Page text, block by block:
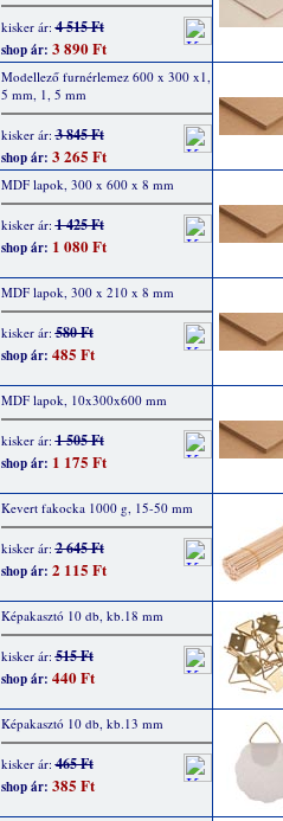
kisker ár:4 515 Ft
shop ár: 3 890 Ft
Modellező furnérlemez 600 x 300 x1,
5 mm, 1, 5 mm
kisker ár:3 845 Ft
shop ár: 3 265 Ft
MDF lapok, 300 x 600 x 8 mm
kisker ár:1 425 Ft
shop ár: 1 080 Ft
MDF lapok, 300 x 210 x 8 mm
kisker ár:580 Ft
shop ár: 485 Ft
MDF lapok, 10x300x600 mm
kisker ár:1 505 Ft
shop ár: 1 175 Ft
Kevert fakocka 1000 g, 15-50 mm
kisker ár:2 645 Ft
shop ár: 2 115 Ft
Képakasztó 10 db, kb.18 mm
kisker ár:515 Ft
shop ár: 440 Ft
Képakasztó 10 db, kb.13 mm
kisker ár:465 Ft
shop ár: 385 Ft